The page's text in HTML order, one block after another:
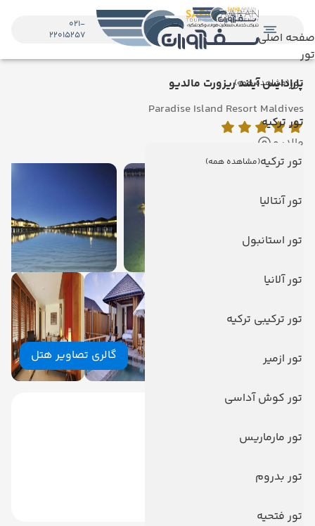
صفحه اصلی
تور
تور(مشاهده همه)
تور ترکیه
تور ترکیه(مشاهده همه)
تور آنتالیا
تور استانبول
تور آلانیا
تور ترکیبی ترکیه
تور ازمیر
تور کوش آداسی
تور مارماریس
تور بدروم
تور فتحیه
021-
22015257
پارادایس آیلند ریزورت مالدیو
Paradise Island Resort Maldives
مالدیو
گالری تصاویر هتل